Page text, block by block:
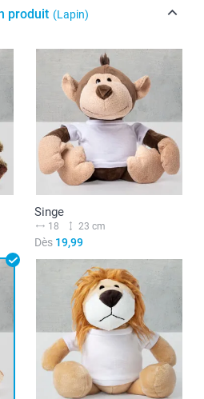
produit (Lapin)
Singe
18 23 cm
Dès19,99